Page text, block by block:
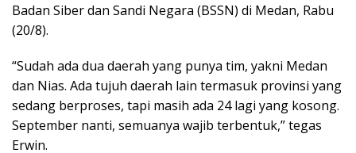
Badan Siber dan Sandi Negara (BSSN) di Medan, Rabu
(20/8).
“Sudah ada dua daerah yang punya tim, yakni Medan
dan Nias. Ada tujuh daerah lain termasuk provinsi yang
sedang berproses, tapi masih ada 24 lagi yang kosong.
September nanti, semuanya wajib terbentuk,” tegas
Erwin.